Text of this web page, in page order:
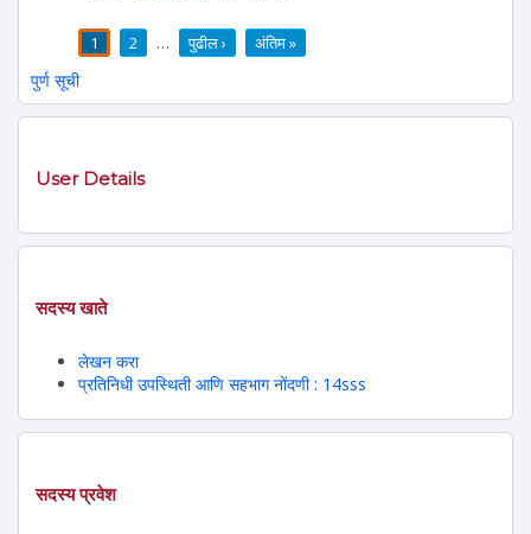
1 2 … पुढील › अंतिम »
पुर्ण सूची
User Details
सदस्य खाते
लेखन करा
प्रतिनिधी उपस्थिती आणि सहभाग नोंदणी : 14sss
सदस्य प्रवेश